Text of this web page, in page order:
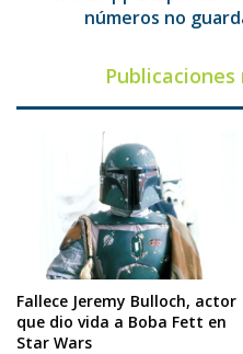
números no
Fallece Jeremy Bulloch, actor
que dio vida a Boba Fett en
Star Wars